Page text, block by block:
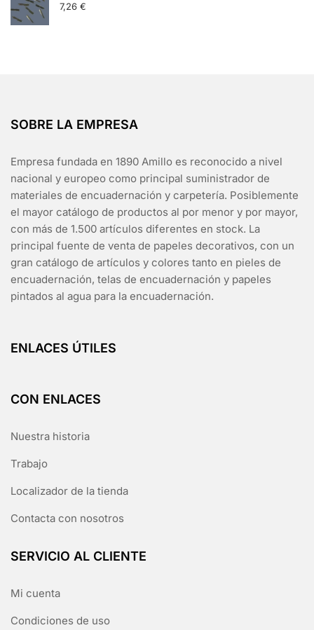
7,26 €
SOBRE LA EMPRESA
Empresa fundada en 1890 Amillo es reconocido a nivel
nacional y europeo como principal suministrador de
materiales de encuadernación y carpetería. Posiblemente
el mayor catálogo de productos al por menor y por mayor,
con más de 1.500 artículos diferentes en stock. La
principal fuente de venta de papeles decorativos, con un
gran catálogo de artículos y colores tanto en pieles de
encuadernación, telas de encuadernación y papeles
pintados al agua para la encuadernación.
ENLACES ÚTILES
CON ENLACES
Nuestra historia
Trabajo
Localizador de la tienda
Contacta con nosotros
SERVICIO AL CLIENTE
Mi cuenta
Condiciones de uso